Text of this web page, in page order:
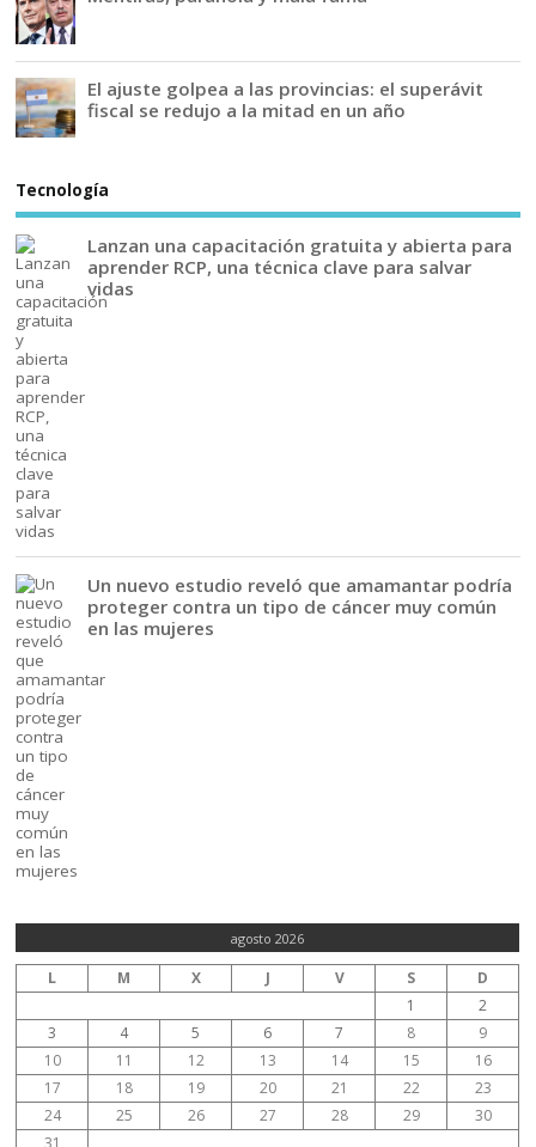
El ajuste golpea a las provincias: el superávit
fiscal se redujo a la mitad en un año
Tecnología
Lanzan una capacitación gratuita y abierta para
aprender RCP, una técnica clave para salvar
vidas
Un nuevo estudio reveló que amamantar podría
proteger contra un tipo de cáncer muy común
en las mujeres
agosto 2026
L M X J V S
D
1
2
3
4 5 6 7 8
9
10
11 12 13 14 15
16
17
18 19 20 21 22
23
24
25 26 27 28 29
30
31